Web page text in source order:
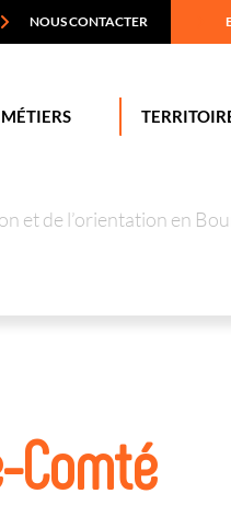
NOUS CONTACTER
et de l’orientation en
Comté